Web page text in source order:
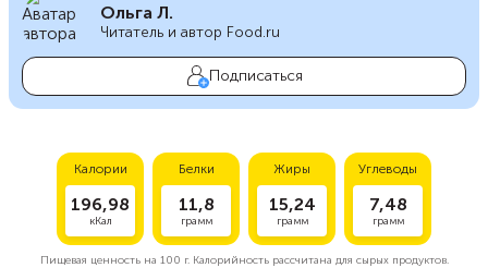
Ольга Л.
Читатель и автор Food.ru
Подписаться
Калории
196,98
кКал
Белки
11,8
грамм
Жиры
15,24
грамм
Углеводы
7,48
грамм
Пищевая ценность на 100 г.Калорийность рассчитана для сырых продуктов.